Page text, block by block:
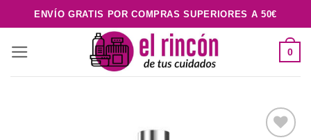
al
contenido
ENVÍO GRATIS POR COMPRAS SUPERIORES A 50€
0